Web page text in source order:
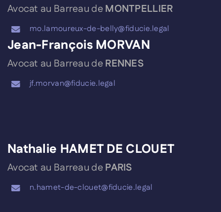
Avocat au Barreau deMONTPELLIER
mo.lamoureux-de-belly@fiducie.legal
Jean-François MORVAN
Avocat au Barreau deRENNES
jf.morvan@fiducie.legal
Nathalie HAMET DE CLOUET
Avocat au Barreau dePARIS
n.hamet-de-clouet@fiducie.legal